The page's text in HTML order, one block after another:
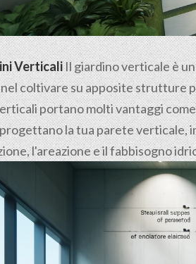
VerticaliIl giardino verticale è
coltivare su apposite strutture
portano molti vantaggi
la tua parete verticale,
l'areazione e il fabbisogno